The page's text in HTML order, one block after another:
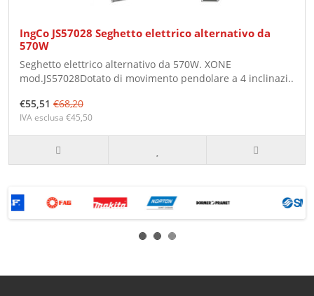
IngCo JS57028 Seghetto elettrico alternativo da
570W
Seghetto elettrico alternativo da 570W. XONE
mod.JS57028Dotato di movimento pendolare a 4 inclinazi..
€55,51 €68,20
IVA esclusa €45,50